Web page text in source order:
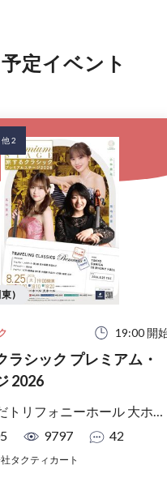
定イベント
19:00 開
ラシック プレミアム・
2026
リフォニーホール 大ホール
9797 42
タクティカート
)
他 2